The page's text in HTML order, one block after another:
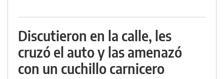
Discutieron en la calle, les
cruzó el auto y las amenazó
con un cuchillo carnicero